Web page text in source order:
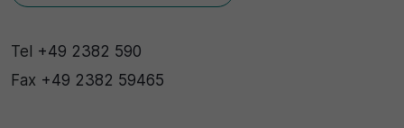
Tel +49 2382 590
Fax +49 2382 59465